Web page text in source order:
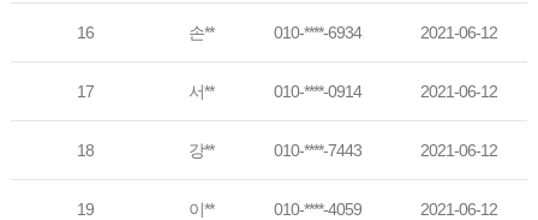
16 손** 010-****-6934 2021-06-12
17 서** 010-****-0914 2021-06-12
18 강** 010-****-7443 2021-06-12
19 이** 010-****-4059 2021-06-12